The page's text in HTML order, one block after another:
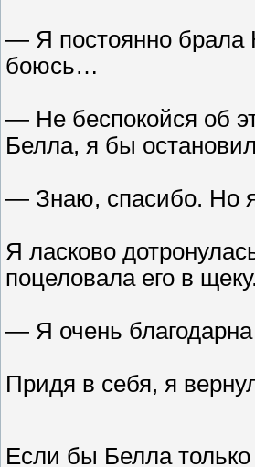
— Я постоянно брала
боюсь…
— Не беспокойся об
Белла, я бы остановил
— Знаю, спасибо. Но я
Я ласково
поцеловала его в щеку.
— Я очень благодарна
Придя в себя, я
Если бы Белла только